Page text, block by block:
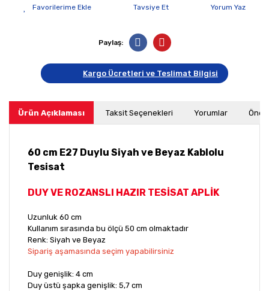
Tavsiye Et Yorum Yaz
Paylaş:
Kargo Ücretleri ve Teslimat Bilgisi
Ürün Açıklaması Taksit Seçenekleri Yorumlar
60 cm E27 Duylu Siyah ve Beyaz Kablolu
Tesisat
DUY VE ROZANSLI HAZIR TESİSAT APLİK
Uzunluk 60 cm
Kullanım sırasında bu ölçü 50 cm olmaktadır
Renk: Siyah ve Beyaz
Sipariş aşamasında seçim yapabilirsiniz
Duy genişlik: 4 cm
Duy üstü şapka genişlik: 5,7 cm